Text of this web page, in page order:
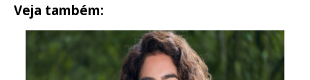
Veja também: